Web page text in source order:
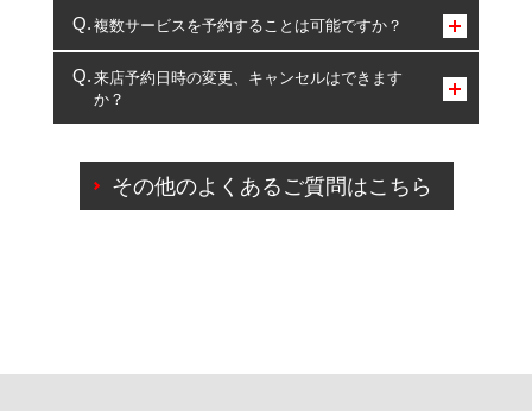
コクピット・タイヤ館のみとなります。
複数サービスを予約することは可能ですか？
複数サービスのご予約は可能です。
一部の商品・サービスの組み合わせに限り、同時にご予約が
出来ないものもございます。
来店予約日時の変更、キャンセルはできます
か？
ご来店予約日の3営業日前を過ぎている場合のご予約
の日時変更につきましては、直接ご予約の店舗まで
その他のよくあるご質問はこちら